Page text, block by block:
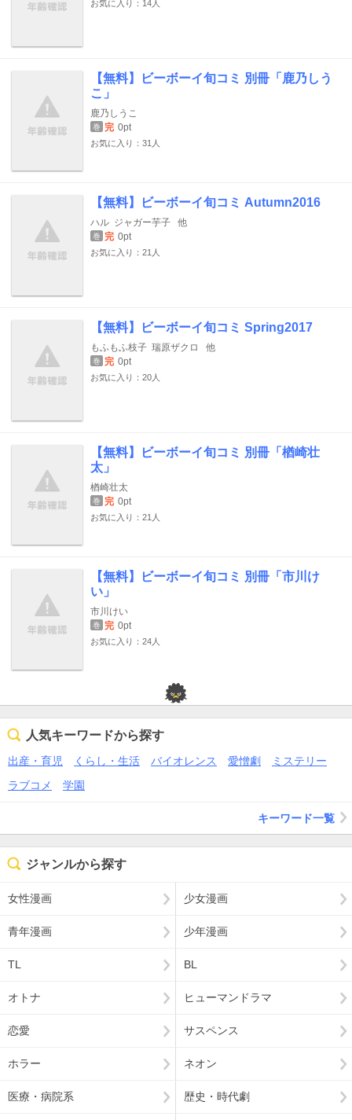
お気に入り：14人
【無料】ビーボーイ旬コミ 別冊「鹿乃しう
こ」
鹿乃しうこ
巻 完 0pt
お気に入り：31人
【無料】ビーボーイ旬コミ Autumn2016
ハル ジャガー芋子 他
巻 完 0pt
お気に入り：21人
【無料】ビーボーイ旬コミ Spring2017
もふもふ枝子 瑞原ザクロ 他
巻 完 0pt
お気に入り：20人
【無料】ビーボーイ旬コミ 別冊「楢崎壮
太」
楢崎壮太
巻 完 0pt
お気に入り：21人
【無料】ビーボーイ旬コミ 別冊「市川け
い」
市川けい
巻 完 0pt
お気に入り：24人
人気キーワードから探す
出産・育児 くらし・生活 バイオレンス 愛憎劇
ミステリー
ラブコメ
学園
キーワード一覧
ジャンルから探す
女性漫画 少女漫画
青年漫画 少年漫画
TL BL
オトナ ヒューマンドラマ
恋愛 サスペンス
ホラー ネオン
医療・病院系 歴史・時代劇